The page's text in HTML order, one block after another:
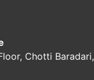
Chotti Baradari,